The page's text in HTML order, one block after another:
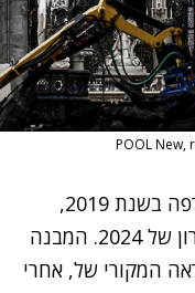
בשנת 2019
,
צפויה להיפתח מחדש בחודש האחרון של 2024. המבנה
למראה המקורי של, אחרי